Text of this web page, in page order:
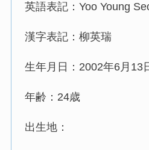
英語表記：Yoo Young
漢字表記：柳英瑞
生年月日：2002年6月13
年齢：24歳
出生地：